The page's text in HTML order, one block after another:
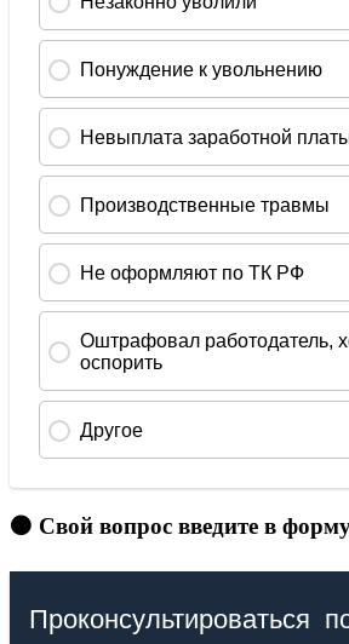
🟠 Свой вопрос введите в